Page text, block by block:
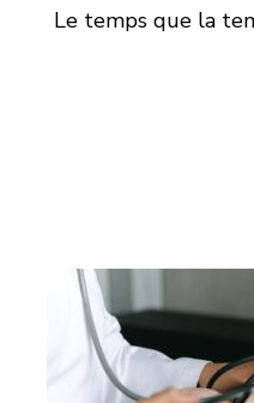
Le temps que la